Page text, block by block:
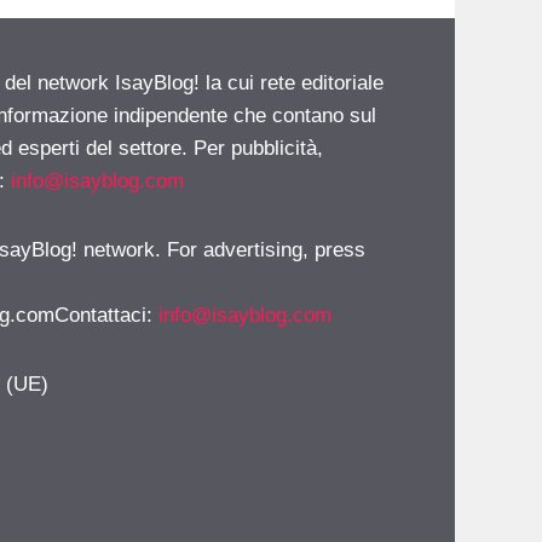
del network IsayBlog! la cui rete editoriale
indipendente che contano sul
esperti del settore. Per pubblicità,
info@isayblog.com
network. For advertising, press
: info@isayblog.com
(UE)